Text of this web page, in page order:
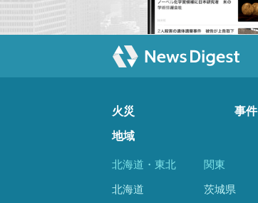
火災 事件
地域
北海道・東北
北海道
関東
茨城県